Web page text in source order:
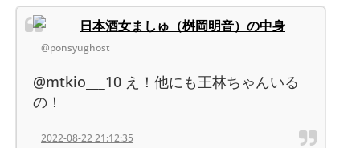
日本酒女ましゅ（桝岡明音）の中身
@ponsyughost
@mtkio___10 え！他にも王林ちゃんいる
の！
2022-08-22 21:12:35